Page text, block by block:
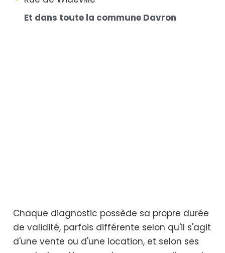
Et dans toute la commune Davron
Chaque diagnostic possède sa propre durée
de validité, parfois différente selon qu'il s'agit
d'une vente ou d'une location, et selon ses